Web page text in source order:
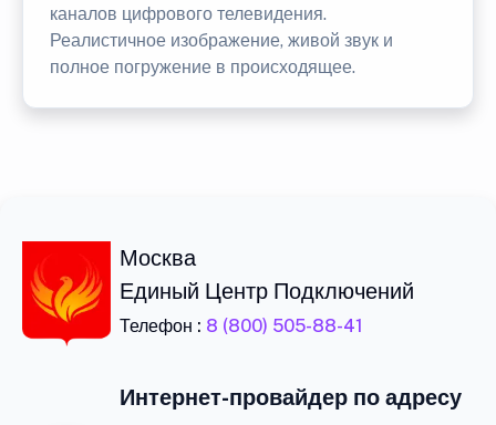
каналов цифрового телевидения.
Реалистичное изображение, живой звук и
полное погружение в происходящее.
Москва
Единый Центр Подключений
Телефон : 8 (800) 505-88-41
Интернет-провайдер по адресу